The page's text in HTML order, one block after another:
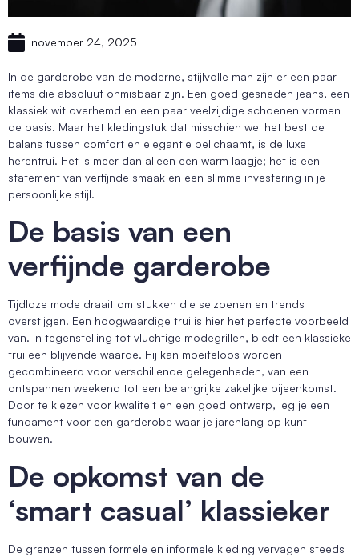
november 24, 2025
In de garderobe van de moderne, stijlvolle man zijn er een paar
items die absoluut onmisbaar zijn. Een goed gesneden jeans, een
klassiek wit overhemd en een paar veelzijdige schoenen vormen
de basis. Maar het kledingstuk dat misschien wel het best de
balans tussen comfort en elegantie belichaamt, is de luxe
herentrui. Het is meer dan alleen een warm laagje; het is een
statement van verfijnde smaak en een slimme investering in je
persoonlijke stijl.
De basis van een
verfijnde garderobe
Tijdloze mode draait om stukken die seizoenen en trends
overstijgen. Een hoogwaardige trui is hier het perfecte voorbeeld
van. In tegenstelling tot vluchtige modegrillen, biedt een klassieke
trui een blijvende waarde. Hij kan moeiteloos worden
gecombineerd voor verschillende gelegenheden, van een
ontspannen weekend tot een belangrijke zakelijke bijeenkomst.
Door te kiezen voor kwaliteit en een goed ontwerp, leg je een
fundament voor een garderobe waar je jarenlang op kunt
bouwen.
De opkomst van de
‘smart casual’ klassieker
De grenzen tussen formele en informele kleding vervagen steeds